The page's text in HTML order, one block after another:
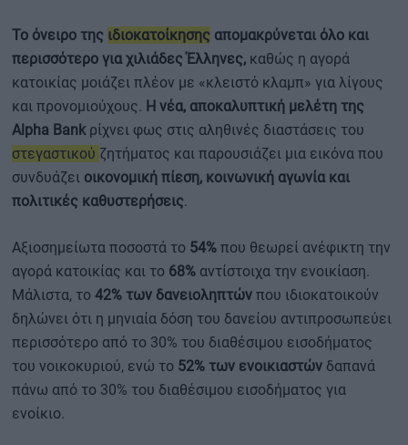
Το όνειρο της ιδιοκατοίκησης απομακρύνεται όλο και
περισσότερο για χιλιάδες Έλληνες, καθώς η αγορά
κατοικίας μοιάζει πλέον με «κλειστό κλαμπ» για λίγους
και προνομιούχους. Η νέα, αποκαλυπτική μελέτη της
Alpha Bank ρίχνει φως στις αληθινές διαστάσεις του
στεγαστικού ζητήματος και παρουσιάζει μια εικόνα που
συνδυάζει οικονομική πίεση, κοινωνική αγωνία και
πολιτικές καθυστερήσεις.
Αξιοσημείωτα ποσοστά το 54% που θεωρεί ανέφικτη την
αγορά κατοικίας και το 68% αντίστοιχα την ενοικίαση.
Μάλιστα, το 42% των δανειοληπτών που ιδιοκατοικούν
δηλώνει ότι η μηνιαία δόση του δανείου αντιπροσωπεύει
περισσότερο από το 30% του διαθέσιμου εισοδήματος
του νοικοκυριού, ενώ το 52% των ενοικιαστών δαπανά
πάνω από το 30% του διαθέσιμου εισοδήματος για
ενοίκιο.